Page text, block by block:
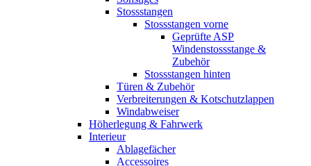
Stossstangen
Stossstangen vorne
Geprüfte ASP
Windenstossstange &
Zubehör
Stossstangen hinten
Türen & Zubehör
Verbreiterungen & Kotschutzlappen
Windabweiser
Höherlegung & Fahrwerk
Interieur
Ablagefächer
Accessoires